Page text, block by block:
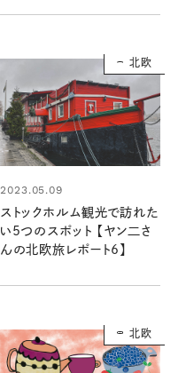
北欧
2023.05.09
ストックホルム観光で訪れた
い5つのスポット 【ヤン二さ
んの北欧旅レポート6】
北欧